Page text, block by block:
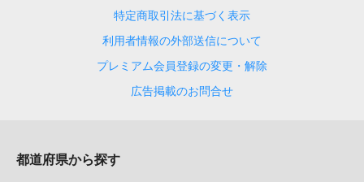
特定商取引法に基づく表示
利用者情報の外部送信について
プレミアム会員登録の変更・解除
広告掲載のお問合せ
都道府県から探す